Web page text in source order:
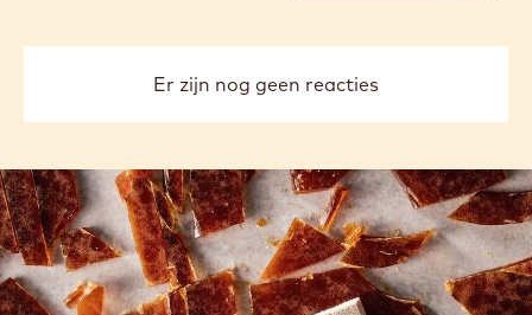
Er zijn nog geen reacties